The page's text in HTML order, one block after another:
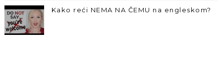
Kako reći NEMA NA ČEMU na engleskom?